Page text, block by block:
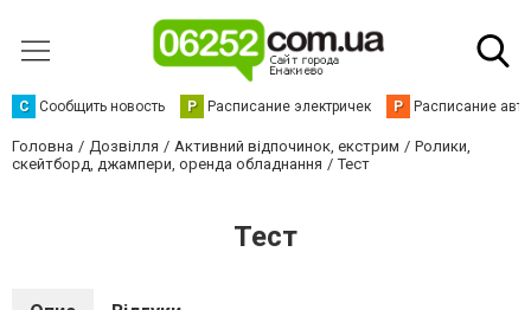
С Сообщить новость Р Расписание электричек Р Расписание
Головна Дозвілля Активний відпочинок, екстрим
Ролики,
скейтборд, джампери, оренда обладнання
Тест
Тест